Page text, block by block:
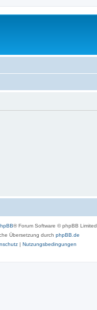
® Forum Software © phpBB Limited
Übersetzung durch phpBB.de
| Nutzungsbedingungen